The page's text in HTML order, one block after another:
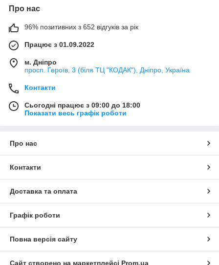
Про нас
96% позитивних з 652 відгуків за рік
Працює з 01.09.2022
м. Дніпро
просп. Героїв, 3 (біля ТЦ "КОДАК"), Дніпро, Україна
Контакти
Сьогодні працює з 09:00 до 18:00
Показати весь графік роботи
Про нас
Контакти
Доставка та оплата
Графік роботи
Повна версія сайту
Сайт створено на маркетплейсі Prom.ua